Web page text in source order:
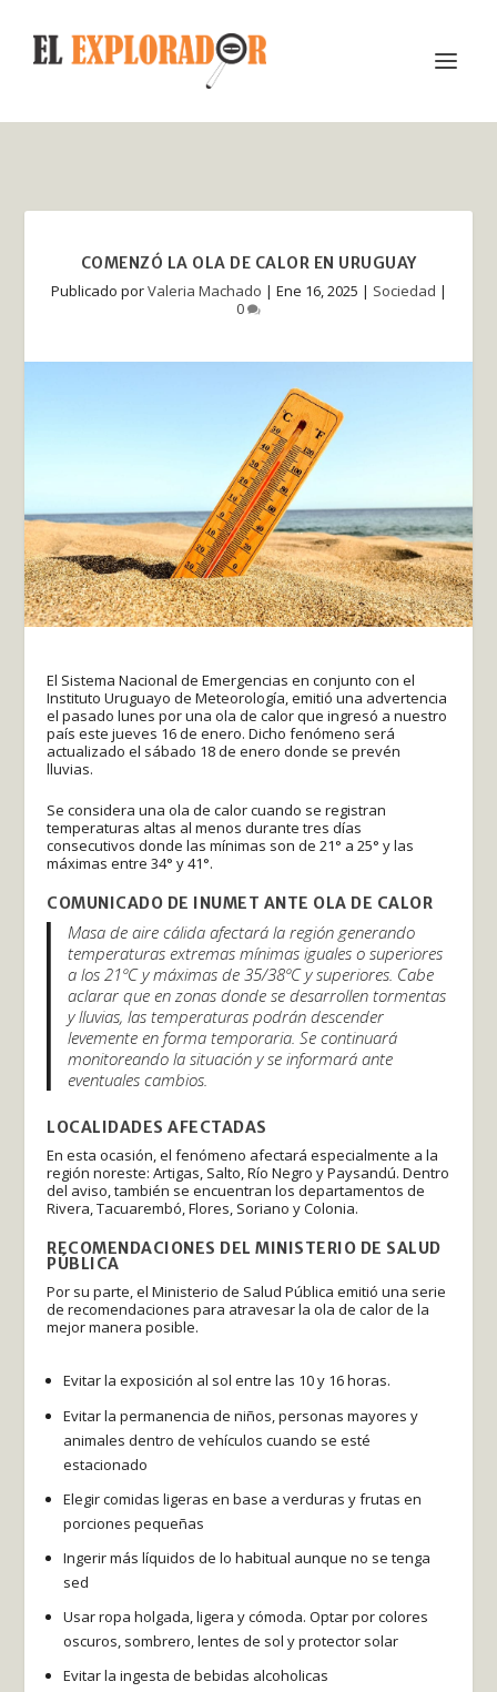
COMENZÓ LA OLA DE CALOR EN URUGUAY
Publicado porValeria Machado | Ene 16, 2025 | Sociedad |
0
El Sistema Nacional de Emergencias en conjunto con el
Instituto Uruguayo de Meteorología, emitió una advertencia
el pasado lunes por una ola de calor que ingresó a nuestro
país este jueves 16 de enero. Dicho fenómeno será
actualizado el sábado 18 de enero donde se prevén
lluvias.
Se considera una ola de calor cuando se registran
temperaturas altas al menos durante tres días
consecutivos donde las mínimas son de 21° a 25° y las
máximas entre 34° y 41°.
COMUNICADO DE INUMET ANTE OLA DE CALOR
Masa de aire cálida afectará la región generando
temperaturas extremas mínimas iguales o superiores
a los 21ºC y máximas de 35/38ºC y superiores. Cabe
aclarar que en zonas donde se desarrollen tormentas
y lluvias, las temperaturas podrán descender
levemente en forma temporaria. Se continuará
monitoreando la situación y se informará ante
eventuales cambios.
LOCALIDADES AFECTADAS
En esta ocasión, el fenómeno afectará especialmente a la
región noreste: Artigas, Salto, Río Negro y Paysandú. Dentro
del aviso, también se encuentran los departamentos de
Rivera, Tacuarembó, Flores, Soriano y Colonia.
RECOMENDACIONES DEL MINISTERIO DE SALUD
PÚBLICA
Por su parte, el Ministerio de Salud Pública emitió una serie
de recomendaciones para atravesar la ola de calor de la
mejor manera posible.
Evitar la exposición al sol entre las 10 y 16 horas.
Evitar la permanencia de niños, personas mayores y
animales dentro de vehículos cuando se esté
estacionado
Elegir comidas ligeras en base a verduras y frutas en
porciones pequeñas
Ingerir más líquidos de lo habitual aunque no se tenga
sed
Usar ropa holgada, ligera y cómoda. Optar por colores
oscuros, sombrero, lentes de sol y protector solar
Evitar la ingesta de bebidas alcoholicas